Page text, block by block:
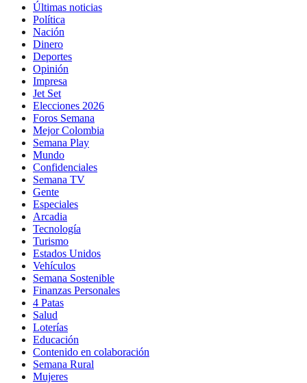
Últimas noticias
Política
Nación
Dinero
Deportes
Opinión
Impresa
Jet Set
Elecciones 2026
Foros Semana
Mejor Colombia
Semana Play
Mundo
Confidenciales
Semana TV
Gente
Especiales
Arcadia
Tecnología
Turismo
Estados Unidos
Vehículos
Semana Sostenible
Finanzas Personales
4 Patas
Salud
Loterías
Educación
Contenido en colaboración
Semana Rural
Mujeres